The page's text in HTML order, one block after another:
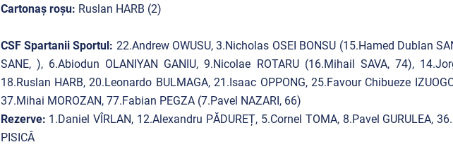
Cartonaș roșu: Ruslan HARB (2)
CSF Spartanii Sportul: 22.Andrew OWUSU, 3.Nicholas OSEI BONSU (15.Hamed Dublan
SANE, ), 6.Abiodun OLANIYAN GANIU, 9.Nicolae ROTARU (16.Mihail SAVA, 74),
18.Ruslan HARB, 20.Leonardo BULMAGA, 21.Isaac OPPONG, 25.Favour Chibueze
37.Mihai MOROZAN, 77.Fabian PEGZA (7.Pavel NAZARI, 66)
Rezerve: 1.Daniel VÎRLAN, 12.Alexandru PĂDUREȚ, 5.Cornel TOMA, 8.Pavel GURULEA,
PISICÂ